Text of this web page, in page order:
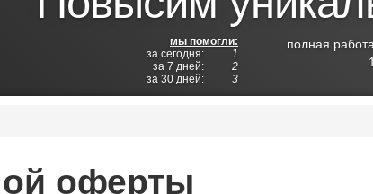
мы помогли:
за сегодня:
1
за 7 дней:
2
за 30 дней:
3
полная
оферты